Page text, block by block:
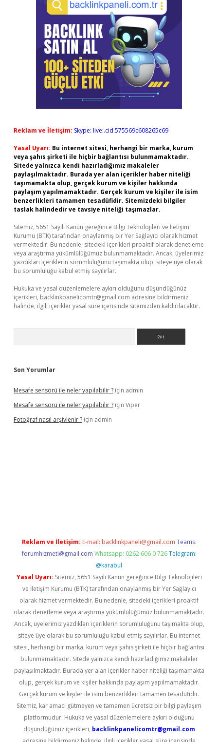
Reklam ve İletişim: Skype: live:.cid.575569c608265c69
Yasal Uyarı: Bu internet sitesi, herhangi bir marka, kurum
veya şahıs şirketi ile hiçbir bağlantısı bulunmamaktadır.
Sitede yalnızca kendi hazırladığımız makaleler
paylaşılmaktadır. Burada yer alan içerikler haber niteliği
taşımamakta olup, gerçek kurum ve kişiler hakkında
paylaşım yapılmamaktadır. Gerçek kurum ve kişiler ile isim
benzerlikleri tamamen tesadüfidir. Sitemizdeki bilgiler
taslak halindedir ve tavsiye niteliği taşımazlar.
Sitemiz, 5651 Sayılı Kanun gereğince Bilgi Teknolojileri ve İletişim
Kurumu (BTK) tarafından onaylanmış bir Yer Sağlayıcı olarak hizmet
vermektedir. Bu nedenle, sitedeki içerikleri proaktif olarak denetleme
veya araştırma yükümlülüğümüz bulunmamaktadır. Ancak, üyelerimiz
yazdıkları içeriklerin sorumluluğunu taşımakta olup, siteye üye olarak
bu sorumluluğu kabul etmiş sayılırlar.
Hukuka ve yasal düzenlemelere aykırı olduğunu düşündüğünüz
içerikleri, backlinkpanelicomtr@gmail.com adresine bildirmeniz
halinde, ilgili içerikler yasal süre içerisinde sitemizden kaldırılacaktır.
Son Yorumlar
Mesafe sensörü ile neler yapılabilir ? için admin
Mesafe sensörü ile neler yapılabilir ? için Viper
Fotoğraf nasıl arşivlenir ? için admin
Reklam ve İletişim: E-mail: backlinkpaneli@gmail.com Teams:
forumhizmeti@gmail.com Whatsapp: 0262 606 0 726 Telegram:
@karabul
Yasal Uyarı: Sitemiz, 5651 Sayılı Kanun gereğince Bilgi Teknolojileri
ve İletişim Kurumu (BTK) tarafından onaylanmış bir Yer Sağlayıcı
olarak hizmet vermektedir. Bu nedenle, sitedeki içerikleri proaktif
olarak denetleme veya araştırma yükümlülüğümüz bulunmamaktadır.
Ancak, üyelerimiz yazdıkları içeriklerin sorumluluğunu taşımakta olup,
siteye üye olarak bu sorumluluğu kabul etmiş sayılırlar. Bu internet
sitesi, herhangi bir marka, kurum veya şahıs şirketi ile hiçbir bağlantısı
bulunmamaktadır. Sitede yalnızca kendi hazırladığımız makaleler
paylaşılmaktadır. Burada yer alan içerikler haber niteliği taşımamakta
olup, gerçek kurum ve kişiler hakkında paylaşım yapılmamaktadır.
Gerçek kurum ve kişiler ile isim benzerlikleri tamamen tesadüfidir.
Sitemiz, kar amacı gütmeyen ve tamamen ücretsiz bir bilgi paylaşım
platformudur. Hukuka ve yasal düzenlemelere aykırı olduğunu
düşündüğünüz içerikleri, backlinkpanelicomtr@gmail.com